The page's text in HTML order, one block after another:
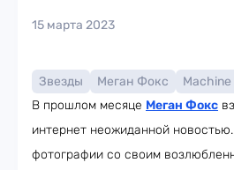
15 марта 2023
Звезды Меган Фокс
Machine
В прошлом месяце Меган Фокс
интернет неожиданной
фотографии со своим